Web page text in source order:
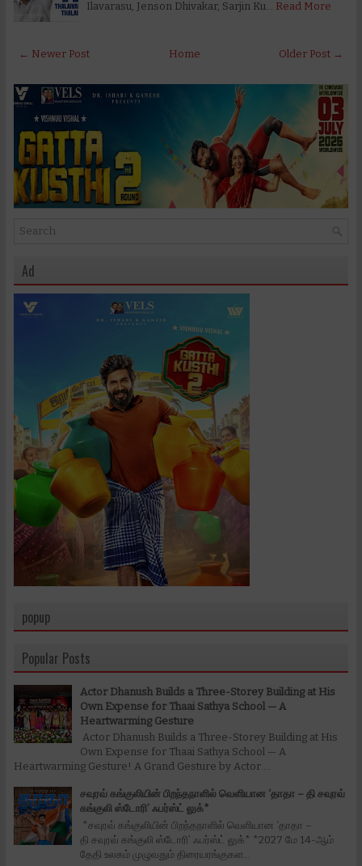
Ilavarasu, Jenson Dhivakar, Sarjin Ku…
Read More
← Newer Post Older Post →
Home
Ad
popup
Popular Posts
Actor Dhanush Builds a Three-Storey Building at His
Own Expense for Thaai Sathya School — A
Heartwarming Gesture
Actor Dhanush Builds a Three-Storey Building at His
Own Expense for Thaai Sathya School — A
Heartwarming Gesture! A Grand Gesture by Actor ...
சவுரவ் கங்குலியின் பிறந்தநாளில் வெளியான ‘தாதா – தி சவுரவ்
கங்குலி ஸ்டோரி’ ஃபர்ஸ்ட் லுக்*
*சவுரவ் கங்குலியின் பிறந்தநாளில் வெளியான ‘தாதா –
தி சவுரவ் கங்குலி ஸ்டோரி’ ஃபர்ஸ்ட் லுக்* *2027 மே 14-ஆம்
தேதி உலகம் முழுவதும் திரையரங்குகள...